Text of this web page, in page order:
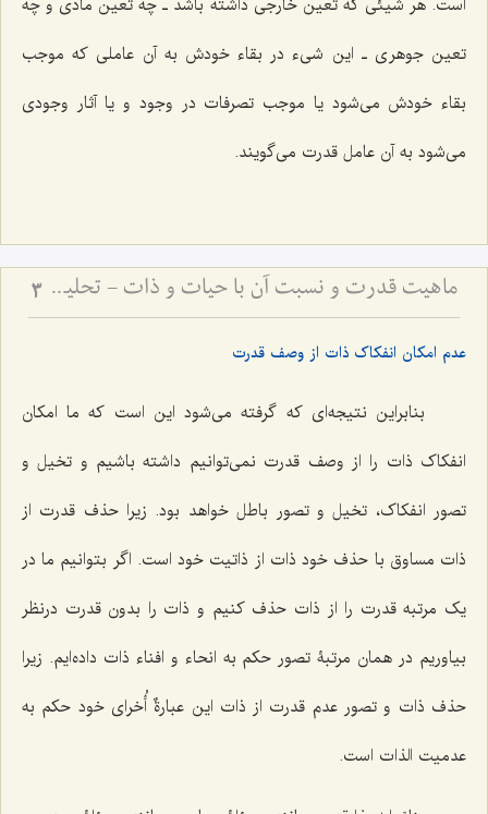
تعین جوهری ـ این شیء در بقاء خودش به آن عاملی که موجب
بقاء خودش می‌شود یا موجب تصرفات در وجود و یا آثار وجودی
می‌شود به آن عامل قدرت می‌گویند.
ماهیت قدرت و نسبت آن با حیات و ذات - تحلیل فلسفیِ تلازمِ قدرت با وجود و نقد اوهام انسانی 3
عدم امکان انفکاک ذات از وصف قدرت
بنابراین نتیجه‌ای که گرفته می‌شود این است که ما امکان
انفکاک ذات را از وصف قدرت نمی‌توانیم داشته باشیم و تخیل و
تصور انفکاک، تخیل و تصور باطل خواهد بود. زیرا حذف قدرت از
ذات مساوق با حذف خود ذات از ذاتیت خود است. اگر بتوانیم ما در
یک مرتبه قدرت را از ذات حذف کنیم و ذات را بدون قدرت درنظر
بیاوریم در همان مرتبۀ تصور حکم به انحاء و افناء ذات داده‌ایم. زیرا
حذف ذات و تصور عدم قدرت از ذات این عبارةٌ أُخرای خود حکم به
عدمیت الذات است.